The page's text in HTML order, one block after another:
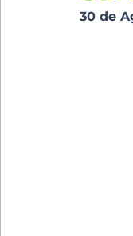
30 de